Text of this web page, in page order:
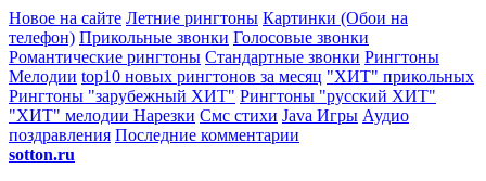
Новое на сайте Летние рингтоны Картинки (Обои на
телефон) Прикольные звонки Голосовые звонки
Романтические рингтоны Стандартные звонки Рингтоны
Мелодии top10 новых рингтонов за месяц "ХИТ" прикольных
Рингтоны "зарубежный ХИТ" Рингтоны "русский ХИТ"
"ХИТ" мелодии Нарезки Смс стихи Java Игры Аудио
поздравления Последние комментарии
sotton.ru